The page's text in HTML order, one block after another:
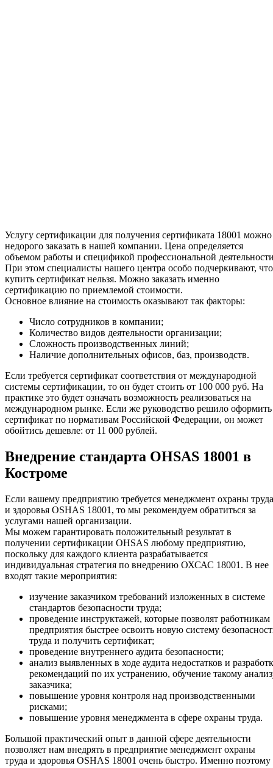
Услугу сертификации для получения сертификата 18001 можно
недорого заказать в нашей компании. Цена определяется
объемом работы и спецификой профессиональной
При этом специалисты нашего центра особо подчеркивают, что
купить сертификат нельзя. Можно заказать именно
сертификацию по приемлемой стоимости.
Основное влияние на стоимость оказывают так факторы:
Число сотрудников в компании;
Количество видов деятельности организации;
Сложность производственных линий;
Наличие дополнительных офисов, баз, производств.
Если требуется сертификат соответствия от международной
системы сертификации, то он будет стоить от 100 000 руб. На
практике это будет означать возможность реализоваться на
международном рынке. Если же руководство решило оформить
сертификат по нормативам Российской Федерации, он может
обойтись дешевле: от 11 000 рублей.
Внедрение стандарта OHSAS 18001 в
Костроме
Если вашему предприятию требуется менеджмент охраны труда
и здоровья OSHAS 18001, то мы рекомендуем обратиться за
услугами нашей организации.
Мы можем гарантировать положительный результат в
получении сертификации OHSAS любому предприятию,
поскольку для каждого клиента разрабатывается
индивидуальная стратегия по внедрению ОХСАС 18001. В нее
входят такие мероприятия:
изучение заказчиком требований изложенных в системе
стандартов безопасности труда;
проведение инструктажей, которые позволят работникам
предприятия быстрее освоить новую систему
труда и получить сертификат;
проведение внутреннего аудита безопасности;
анализ выявленных в ходе аудита недостатков и
рекомендаций по их устранению, обучение такому
заказчика;
повышение уровня контроля над производственными
рисками;
повышение уровня менеджмента в сфере охраны труда.
Большой практический опыт в данной сфере деятельности
позволяет нам внедрять в предприятие менеджмент охраны
труда и здоровья OSHAS 18001 очень быстро. Именно поэтому